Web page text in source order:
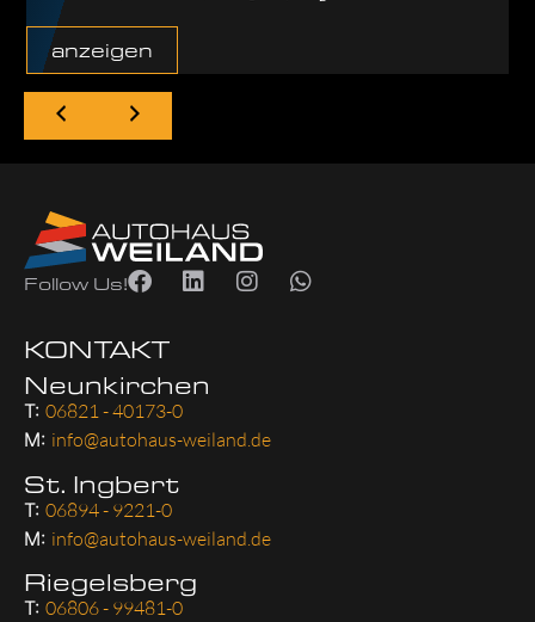
anzeigen
Follow Us!
KONTAKT
Neunkirchen
T: 06821 - 40173-0
M: info@autohaus-weiland.de
St. Ingbert
T: 06894 - 9221-0
M: info@autohaus-weiland.de
Riegelsberg
T: 06806 - 99481-0